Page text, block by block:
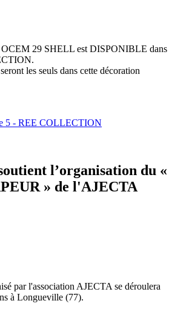
OCEM 29 SHELL est DISPONIBLE dans
les seuls dans cette décoration
5 - REE COLLECTION
l’organisation du «
» de l'AJECTA
par l'association AJECTA se déroulera
à Longueville (77).